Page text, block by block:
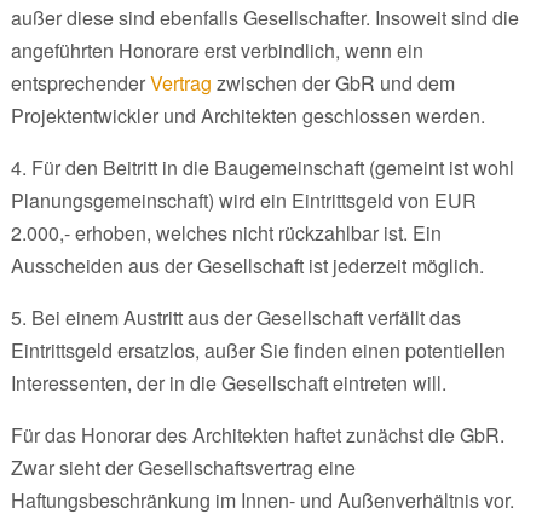
außer diese sind ebenfalls Gesellschafter. Insoweit sind die
angeführten Honorare erst verbindlich, wenn ein
entsprechenderVertrag zwischen der GbR und dem
Projektentwickler und Architekten geschlossen werden.
4. Für den Beitritt in die Baugemeinschaft (gemeint ist wohl
Planungsgemeinschaft) wird ein Eintrittsgeld von EUR
2.000,- erhoben, welches nicht rückzahlbar ist. Ein
Ausscheiden aus der Gesellschaft ist jederzeit möglich.
5. Bei einem Austritt aus der Gesellschaft verfällt das
Eintrittsgeld ersatzlos, außer Sie finden einen potentiellen
Interessenten, der in die Gesellschaft eintreten will.
Für das Honorar des Architekten haftet zunächst die GbR.
Zwar sieht der Gesellschaftsvertrag eine
Haftungsbeschränkung im Innen- und Außenverhältnis vor.